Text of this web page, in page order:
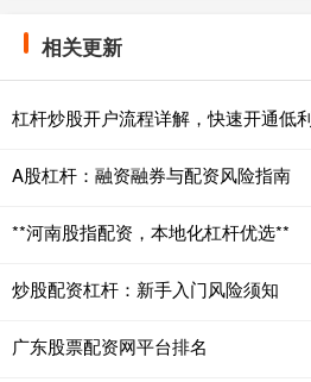
相关更新
杠杆炒股开户流程详解，快速开通低
A股杠杆：融资融券与配资风险指南
**河南股指配资，本地化杠杆优选**
炒股配资杠杆：新手入门风险须知
广东股票配资网平台排名